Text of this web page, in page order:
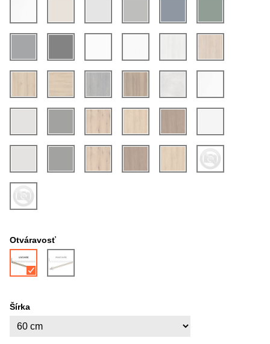
Otváravosť
Šírka